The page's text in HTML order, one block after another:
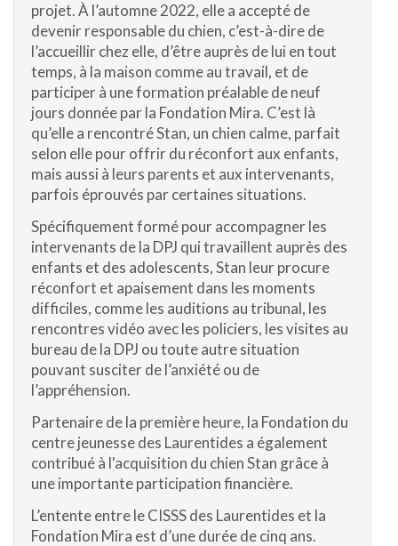
projet. À l’automne 2022, elle a accepté de
devenir responsable du chien, c’est-à-dire de
l’accueillir chez elle, d’être auprès de lui en tout
temps, à la maison comme au travail, et de
participer à une formation préalable de neuf
jours donnée par la Fondation Mira. C’est là
qu’elle a rencontré Stan, un chien calme, parfait
selon elle pour offrir du réconfort aux enfants,
mais aussi à leurs parents et aux intervenants,
parfois éprouvés par certaines situations.
Spécifiquement formé pour accompagner les
intervenants de la DPJ qui travaillent auprès des
enfants et des adolescents, Stan leur procure
réconfort et apaisement dans les moments
difficiles, comme les auditions au tribunal, les
rencontres vidéo avec les policiers, les visites au
bureau de la DPJ ou toute autre situation
pouvant susciter de l’anxiété ou de
l’appréhension.
Partenaire de la première heure, la Fondation du
centre jeunesse des Laurentides a également
contribué à l'acquisition du chien Stan grâce à
une importante participation financière.
L’entente entre le CISSS des Laurentides et la
Fondation Mira est d’une durée de cinq ans.